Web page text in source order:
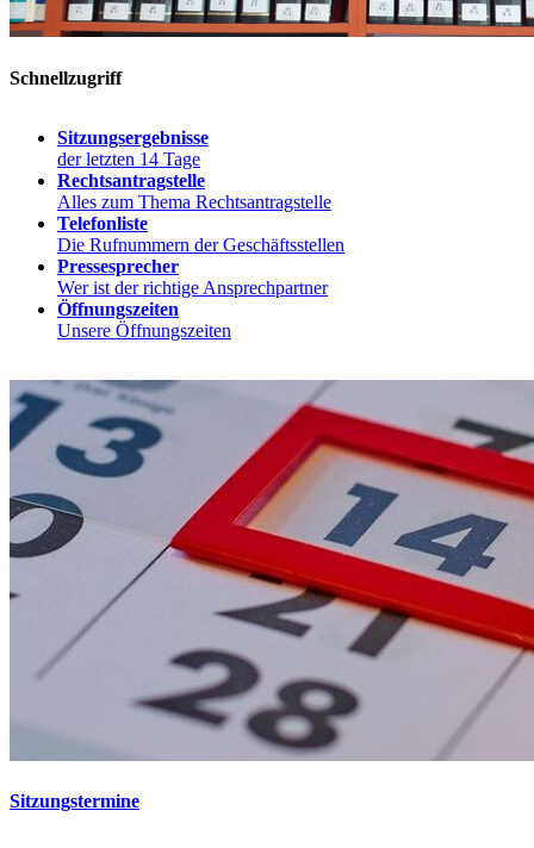
Schnellzugriff
Sitzungsergebnisse
der letzten 14 Tage
Rechtsantragstelle
Alles zum Thema Rechtsantragstelle
Telefonliste
Die Rufnummern der Geschäftsstellen
Pressesprecher
Wer ist der richtige Ansprechpartner
Öffnungszeiten
Unsere Öffnungszeiten
Sitzungstermine